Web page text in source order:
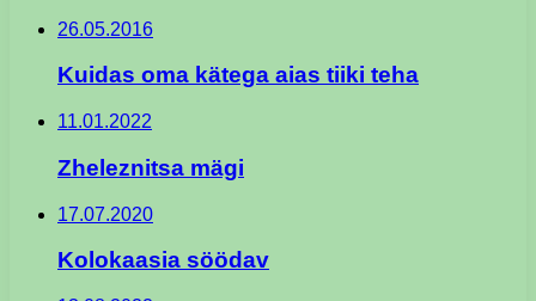
26.05.2016
Kuidas oma kätega aias tiiki teha
11.01.2022
Zheleznitsa mägi
17.07.2020
Kolokaasia söödav